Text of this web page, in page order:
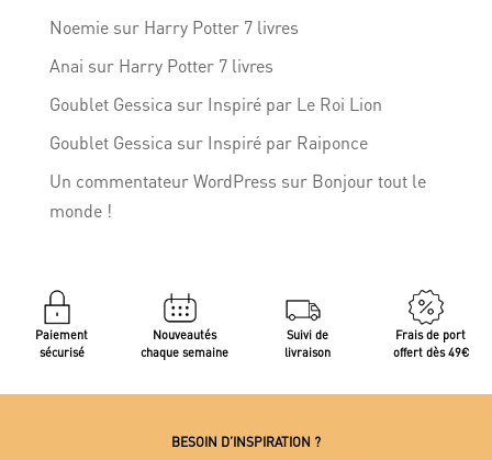
Noemiesur Harry Potter 7 livres
Anai sur Harry Potter 7 livres
Goublet Gessica sur Inspiré par Le Roi Lion
Goublet Gessica sur Inspiré par Raiponce
Un commentateur WordPress sur Bonjour tout le
monde !
Paiement
sécurisé
Nouveautés
chaque semaine
Suivi de
livraison
Frais de port
offert dès 49€
BESOIN D’INSPIRATION ?